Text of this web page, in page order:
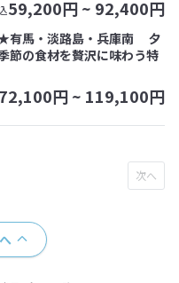
59,200円 ~ 92,400円
有馬・淡路島・兵庫南 夕
の食材を贅沢に味わう特
72,100円 ~ 119,100円